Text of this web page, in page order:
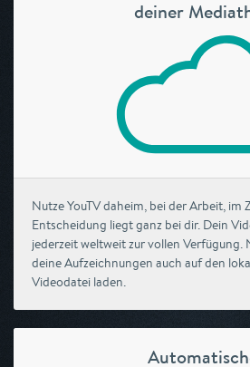
deiner
Nutze YouTV daheim, bei der Arbeit, im
Entscheidung liegt ganz bei dir. Dein
jederzeit weltweit zur vollen Verfügung.
deine Aufzeichnungen auch auf den
Videodatei laden.